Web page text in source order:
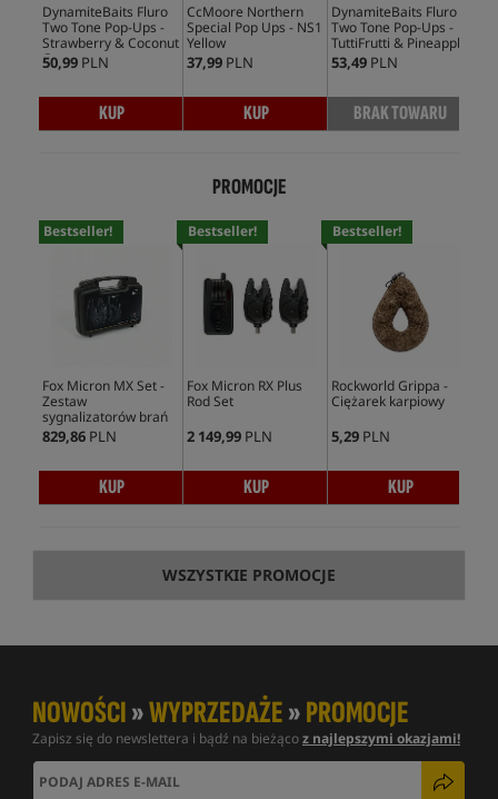
DynamiteBaits Fluro
Two Tone Pop-Ups -
Strawberry & Coconut
Cream
50,99 PLN
KUP
CcMoore Northern
Special Pop Ups - NS1
Yellow
37,99 PLN
KUP
DynamiteBaits Fluro
Two Tone Pop-Ups -
TuttiFrutti & Pineapple
53,49 PLN
BRAK TOWARU
PROMOCJE
Bestseller!
Fox Micron MX Set -
Zestaw
sygnalizatorów brań
829,86 PLN
KUP
Bestseller!
Fox Micron RX Plus
Rod Set
2 149,99 PLN
KUP
Bestseller!
Rockworld Grippa -
Ciężarek karpiowy
5,29 PLN
KUP
WSZYSTKIE PROMOCJE
NOWOŚCI»WYPRZEDAŻE»PROMOCJE
Zapisz się do newslettera i bądź na bieżącoz najlepszymi okazjami!